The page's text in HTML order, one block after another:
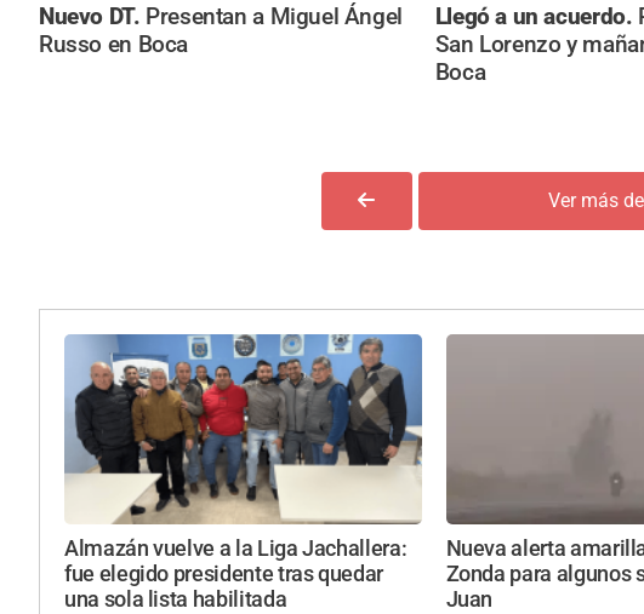
Nuevo DT. Presentan a Miguel Ángel
Russo en Boca
Llegó a un acuerdo.
San Lorenzo y
Boca
Ver más
Almazán vuelve a la Liga Jachallera:
fue elegido presidente tras quedar
una sola lista habilitada
Nueva alerta
Zonda para algunos
Juan